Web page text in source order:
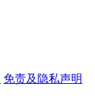
免责及隐私声明